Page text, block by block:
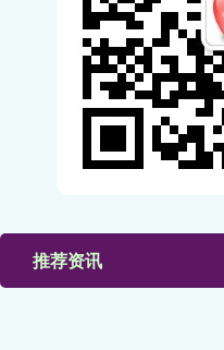
推荐资讯